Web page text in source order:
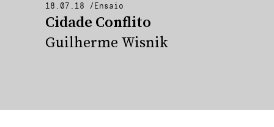
18.07.18 /Ensaio
Cidade Conflito
Guilherme Wisnik